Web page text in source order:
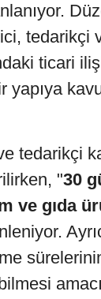
tedarikçi
ticari
yapıya
tedarikçi
"30
ve gıda